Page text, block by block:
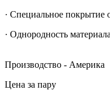
· Специальное покрытие
· Однородность
Производство - Америка
Цена за пару